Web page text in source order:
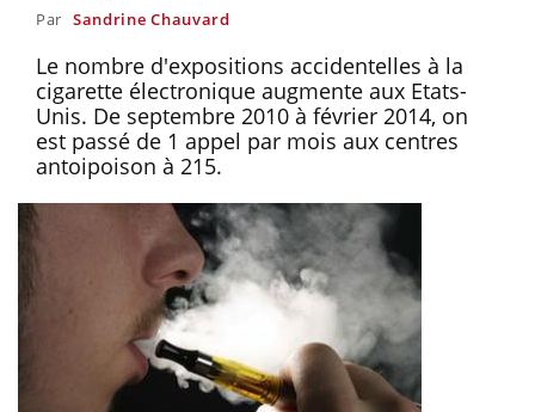
Par Sandrine Chauvard
Le nombre d'expositions accidentelles à la
cigarette électronique augmente aux Etats-
Unis. De septembre 2010 à février 2014, on
est passé de 1 appel par mois aux centres
antoipoison à 215.